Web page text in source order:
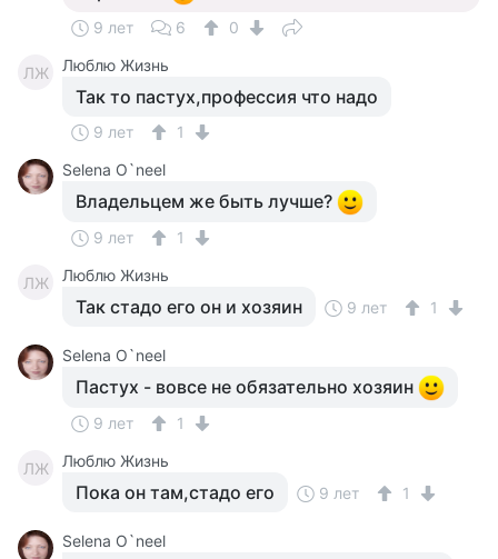
9 лет 6 0
ЛЖ Люблю Жизнь
Так то пастух,профессия что надо
9 лет
1
Selena O`neel
Владельцем же быть лучше?
9 лет 1
ЛЖ Люблю Жизнь
Так стадо его он и хозяин 9 лет 1
Selena O`neel
Пастух - вовсе не обязательно хозяин
9 лет 1
ЛЖ Люблю Жизнь
Пока он там,стадо его 9 лет 1
Selena O`neel